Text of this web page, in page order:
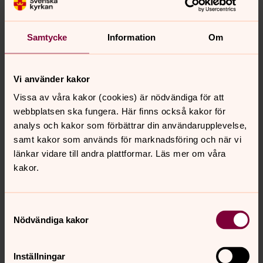
Samtycke Information Om
Vi använder kakor
Vissa av våra kakor (cookies) är nödvändiga för att
webbplatsen ska fungera. Här finns också kakor för
analys och kakor som förbättrar din användarupplevelse,
samt kakor som används för marknadsföring och när vi
länkar vidare till andra plattformar. Läs mer om våra
kakor.
Nödvändiga kakor
Inställningar
Efter gudstjänsten var det kakbuffe och mingel utanför
kyrkan